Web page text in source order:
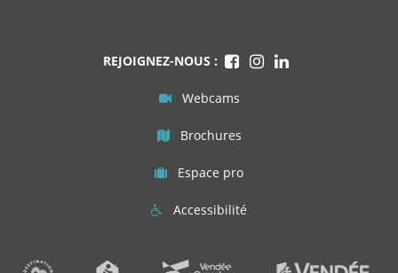
REJOIGNEZ-NOUS :
Webcams
Brochures
Espace pro
Accessibilité